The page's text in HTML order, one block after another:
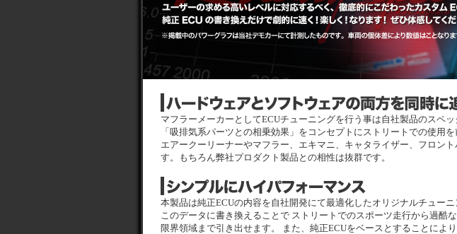
マフラーメーカーとしてECUチューニングを行う事は自社製品のスペッ
「吸排気系パーツとの相乗効果」をコンセプトにストリートでの使用
エアークーリーナーやマフラー、エキマニ、キャタライザー、フロン
す。もちろん弊社プロダクト製品との相性は抜群です。
本製品は純正ECUの内容を自社開発にて最適化したオリジナルチュー
このデータに書き換えることで ストリートでのスポーツ走行から過酷
限界領域まで引き出せます。
また、純正ECUをベースとすることによ